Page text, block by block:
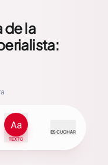
de la
TEXTO
ESCUCHAR